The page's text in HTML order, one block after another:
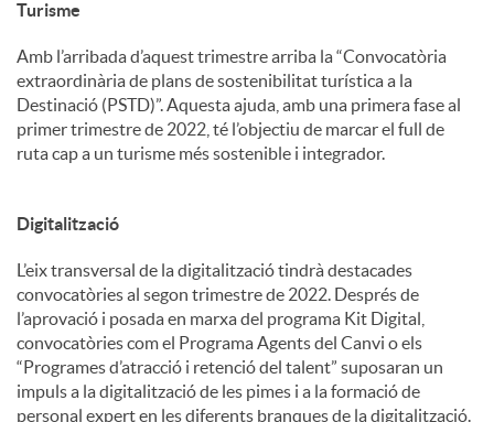
Turisme
Amb l’arribada d’aquest trimestre arriba la “Convocatòria
extraordinària de plans de sostenibilitat turística a la
Destinació (PSTD)”. Aquesta ajuda, amb una primera fase al
primer trimestre de 2022, té l’objectiu de marcar el full de
ruta cap a un turisme més sostenible i integrador.
Digitalització
L’eix transversal de la digitalització tindrà destacades
convocatòries al segon trimestre de 2022. Després de
l’aprovació i posada en marxa del programa Kit Digital,
convocatòries com el Programa Agents del Canvi o els
“Programes d’atracció i retenció del talent” suposaran un
impuls a la digitalització de les pimes i a la formació de
personal expert en les diferents branques de la digitalització.